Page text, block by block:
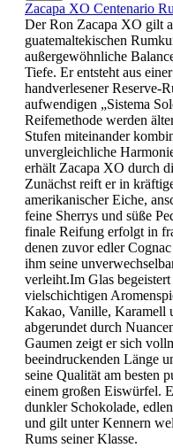
Zacapa XO Centenario
Der Ron Zacapa XO gilt
guatemaltekischen
außergewöhnliche
Tiefe. Er entsteht aus
handverlesener Reserve-
aufwendigen „Sistema
Reifemethode werden
Stufen miteinander
unvergleichliche
erhält Zacapa XO durch
Zunächst reift er in
amerikanischer Eiche,
feine Sherrys und süße
finale Reifung erfolgt in
denen zuvor edler
ihm seine
verleiht.Im Glas
vielschichtigen
Kakao, Vanille, Karamell
abgerundet durch
Gaumen zeigt er sich
beeindruckenden Länge
seine Qualität am besten
einem großen Eiswürfel.
dunkler Schokolade,
und gilt unter Kennern
Rums seiner Klasse.